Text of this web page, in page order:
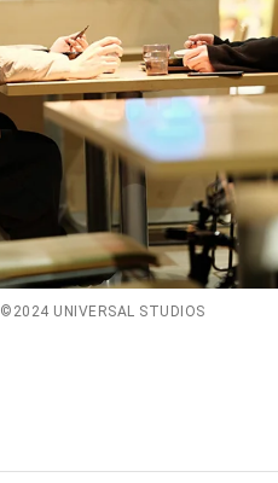
©️2024 UNIVERSAL STUDIOS